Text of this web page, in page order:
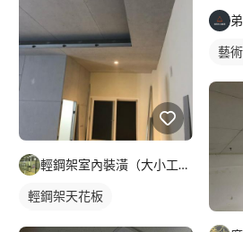
輕鋼架室內裝潢（大小工程通包?）
輕鋼架天花板
藝